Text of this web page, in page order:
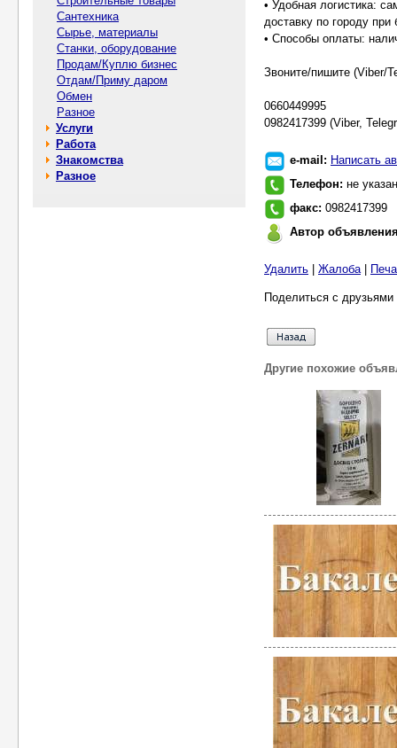
Сантехника
Сырье, материалы
Станки, оборудование
Продам/Куплю бизнес
Отдам/Приму даром
Обмен
Разное
Услуги
Работа
Знакомства
Разное
• Удобная логистика:
доставку по городу
• Способы оплаты:
Звоните/пишите (Viber/
0660449995
0982417399 (Viber,
e-mail: Написать
Телефон: не указан
факс: 0982417399
Автор
Удалить Жалоба|
Поделиться с
Другие похожие